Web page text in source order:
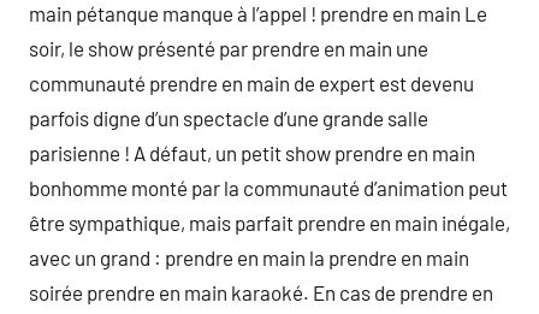
main pétanque manque à l’appel ! prendre en main Le
soir, le show présenté par prendre en main une
communauté prendre en main de expert est devenu
parfois digne d’un spectacle d’une grande salle
parisienne ! A défaut, un petit show prendre en main
bonhomme monté par la communauté d’animation peut
être sympathique, mais parfait prendre en main inégale,
avec un grand : prendre en main la prendre en main
soirée prendre en main karaoké. En cas de prendre en